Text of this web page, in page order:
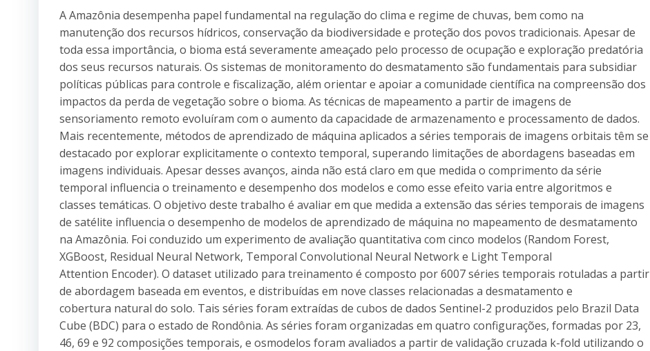
A Amazônia desempenha papel fundamental na regulação do clima e regime de chuvas, bem como na
manutenção dos recursos hídricos, conservação da biodiversidade e proteção dos povos tradicionais. Apesar de
toda essa importância, o bioma está severamente ameaçado pelo processo de ocupação e exploração predatória
dos seus recursos naturais. Os sistemas de monitoramento do desmatamento são fundamentais para subsidiar
políticas públicas para controle e fiscalização, além orientar e apoiar a comunidade científica na compreensão dos
impactos da perda de vegetação sobre o bioma. As técnicas de mapeamento a partir de imagens de
sensoriamento remoto evoluíram com o aumento da capacidade de armazenamento e processamento de dados.
Mais recentemente, métodos de aprendizado de máquina aplicados a séries temporais de imagens orbitais têm se
destacado por explorar explicitamente o contexto temporal, superando limitações de abordagens baseadas em
imagens individuais. Apesar desses avanços, ainda não está claro em que medida o comprimento da série
temporal influencia o treinamento e desempenho dos modelos e como esse efeito varia entre algoritmos e
classes temáticas. O objetivo deste trabalho é avaliar em que medida a extensão das séries temporais de imagens
de satélite influencia o desempenho de modelos de aprendizado de máquina no mapeamento de desmatamento
na Amazônia. Foi conduzido um experimento de avaliação quantitativa com cinco modelos (Random Forest,
XGBoost, Residual Neural Network, Temporal Convolutional Neural Network e Light Temporal
Attention Encoder). O dataset utilizado para treinamento é composto por 6007 séries temporais rotuladas a partir
de abordagem baseada em eventos, e distribuídas em nove classes relacionadas a desmatamento e
cobertura natural do solo. Tais séries foram extraídas de cubos de dados Sentinel-2 produzidos pelo Brazil Data
Cube (BDC) para o estado de Rondônia. As séries foram organizadas em quatro configurações, formadas por 23,
46, 69 e 92 composições temporais, e osmodelos foram avaliados a partir de validação cruzada k-fold utilizando o